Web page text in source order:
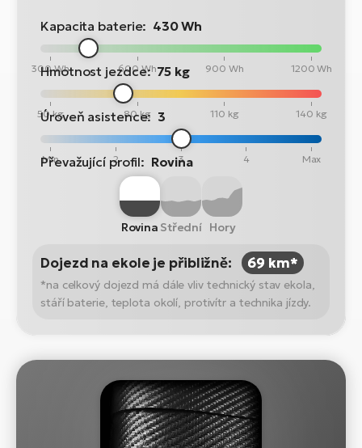
Kapacita baterie: 430 Wh
300 Wh 600 Wh 900 Wh 1200 Wh
Hmotnost jezdce: 75 kg
50 kg 80 kg 110 kg 140 kg
Úroveň asistence: 3
Min 2 3 4 Max
Převažující profil: Rovina
Rovina Střední Hory
Dojezd na ekole je přibližně: 69 km*
*na celkový dojezd má dále vliv technický stav ekola,
stáří baterie, teplota okolí, protivítr a technika jízdy.